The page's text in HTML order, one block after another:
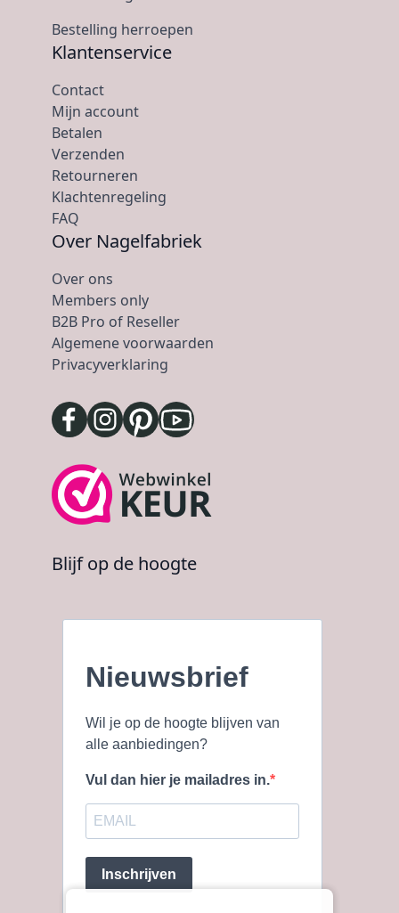
Bestelling herroepen
Klantenservice
Contact
Mijn account
Betalen
Verzenden
Retourneren
Klachtenregeling
FAQ
Over Nagelfabriek
Over ons
Members only
B2B Pro of Reseller
Algemene voorwaarden
Privacyverklaring
Blijf op de hoogte
Nieuwsbrief
Wil je op de hoogte blijven van
alle aanbiedingen?
Vul dan hier je mailadres in.
Inschrijven